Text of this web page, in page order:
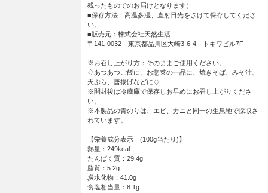
残ったものでのお届けとなります）
■保存方法：高温多湿、直射日光をさけて保存してくださ
い。
■販売元：株式会社天然生活
〒141-0032 東京都品川区大崎3-6-4 トキワビル7F
※お召し上がり方：そのままご使用ください。
♢あつあつご飯に、お惣菜の一品に、焼きそば、みそ汁、
天ぷら、唐揚げなどに♢
※開封後は冷蔵庫で保存しお早めにお召し上がりくださ
い。
※本製品の青のりは、エビ、カニと同一の生息地で採取さ
れています。
【栄養成分表示 (100g当たり)】
熱量：249kcal
たんぱく質：29.4g
脂質：5.2g
炭水化物：41.0g
食塩相当量：8.1g